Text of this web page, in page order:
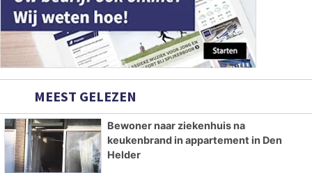
MEEST GELEZEN
Bewoner naar ziekenhuis na
keukenbrand in appartement in Den
Helder